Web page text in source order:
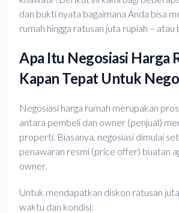
dan bukti nyata bagaimana Anda bisa
rumah hingga ratusan juta rupiah – atau
Apa Itu Negosiasi Harga
Kapan Tepat Untuk
Negosiasi harga rumah merupakan
antara pembeli dan owner (penjual)
properti. Biasanya, negosiasi dimulai
penawaran resmi (price offer) buatan
owner.
Untuk mendapatkan diskon ratusan
waktu dan kondisi: